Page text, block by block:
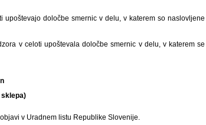
določbe smernic v delu, v katerem so naslovljene
v celoti upoštevala določbe smernic v delu, v katerem se
v Uradnem listu Republike Slovenije.